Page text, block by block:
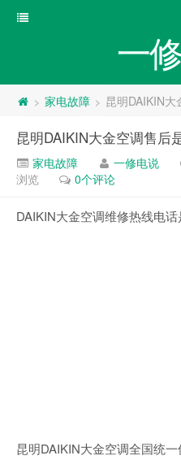
一
> 家电故障 > 昆明DAIKIN
昆明DAIKIN大金空调售后
家电故障 一修电说
浏览
0个评论
DAIKIN大金空调维修热线电
昆明DAIKIN大金空调全国统